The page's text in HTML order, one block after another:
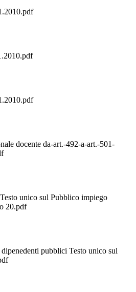
docente da-art.-492-a-art.-501-
unico sul Pubblico impiego
20.pdf
pubblici Testo unico sul